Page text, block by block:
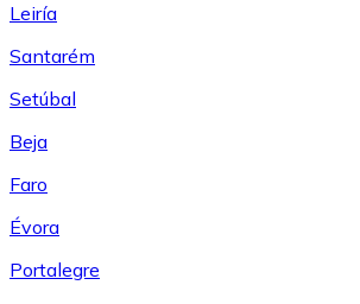
Leiría
Santarém
Setúbal
Beja
Faro
Évora
Portalegre